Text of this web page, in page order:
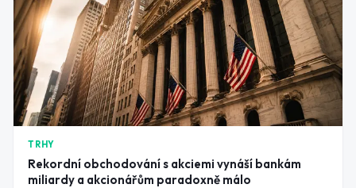
TRHY
Rekordní obchodování s akciemi vynáší bankám
miliardy a akcionářům paradoxně málo